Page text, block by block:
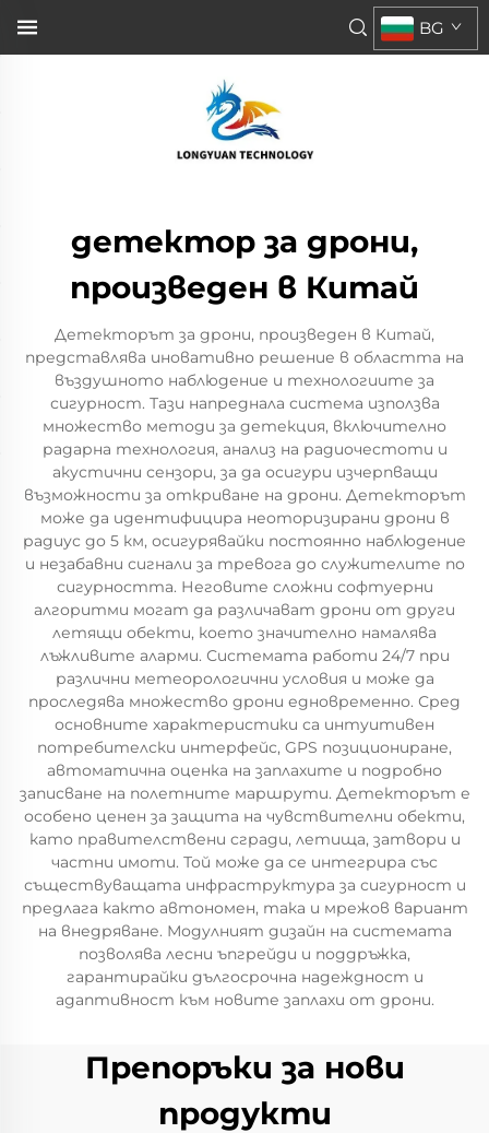
BG
детектор за дрони,
произведен в Китай
Детекторът за дрони, произведен в Китай,
представлява иновативно решение в областта на
въздушното наблюдение и технологиите за
сигурност. Тази напреднала система използва
множество методи за детекция, включително
радарна технология, анализ на радиочестоти и
акустични сензори, за да осигури изчерпващи
възможности за откриване на дрони. Детекторът
може да идентифицира неоторизирани дрони в
радиус до 5 км, осигурявайки постоянно наблюдение
и незабавни сигнали за тревога до служителите по
сигурността. Неговите сложни софтуерни
алгоритми могат да различават дрони от други
летящи обекти, което значително намалява
лъжливите аларми. Системата работи 24/7 при
различни метеорологични условия и може да
проследява множество дрони едновременно. Сред
основните характеристики са интуитивен
потребителски интерфейс, GPS позициониране,
автоматична оценка на заплахите и подробно
записване на полетните маршрути. Детекторът е
особено ценен за защита на чувствителни обекти,
като правителствени сгради, летища, затвори и
частни имоти. Той може да се интегрира със
съществуващата инфраструктура за сигурност и
предлага както автономен, така и мрежов вариант
на внедряване. Модулният дизайн на системата
позволява лесни ъпгрейди и поддръжка,
гарантирайки дългосрочна надеждност и
адаптивност към новите заплахи от дрони.
Препоръки за нови
продукти